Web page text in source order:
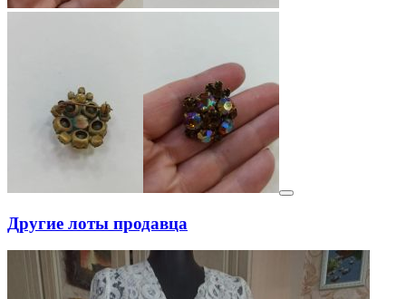
Другие лоты продавца